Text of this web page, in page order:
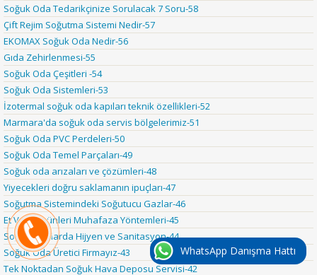
Soğuk Oda Tedarikçinize Sorulacak 7 Soru-58
Çift Rejim Soğutma Sistemi Nedir-57
EKOMAX Soğuk Oda Nedir-56
Gıda Zehirlenmesi-55
Soğuk Oda Çeşitleri -54
Soğuk Oda Sistemleri-53
İzotermal soğuk oda kapıları teknik özellikleri-52
Marmara'da soğuk oda servis bölgelerimiz-51
Soğuk Oda PVC Perdeleri-50
Soğuk Oda Temel Parçaları-49
Soğuk oda arızaları ve çözümleri-48
Yiyecekleri doğru saklamanın ipuçları-47
Soğutma Sistemindeki Soğutucu Gazlar-46
Et Ve Et Ürünleri Muhafaza Yöntemleri-45
Soğuk Odalarda Hijyen ve Sanitasyon-44
Soğuk Oda Üretici Firmayız-43
Tek Noktadan Soğuk Hava Deposu Servisi-42
WhatsApp Danışma Hattı